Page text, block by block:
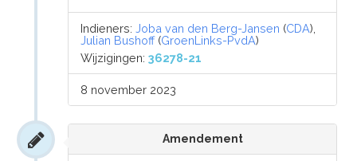
Indieners:Joba van den Berg-Jansen (CDA),
Julian Bushoff(GroenLinks-PvdA)
Wijzigingen:36278-21
8 november 2023
Amendement